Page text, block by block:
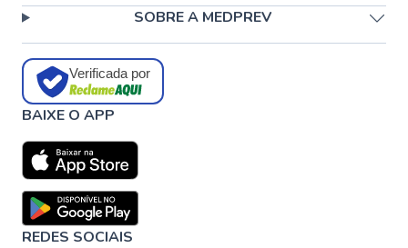
SOBRE A MEDPREV
Verificada por
BAIXE O APP
REDES SOCIAIS